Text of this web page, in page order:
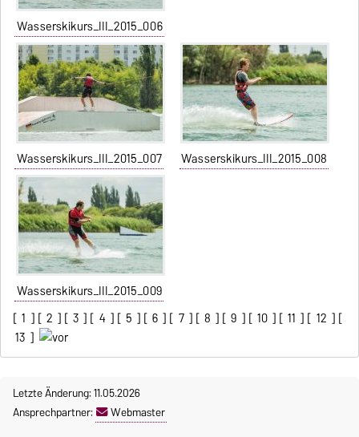
Wasserskikurs_III_2015_006
Wasserskikurs_III_2015_007 Wasserskikurs_III_2015_008
Wasserskikurs_III_2015_009
[ 1 ] [ 2 ] [ 3 ] [ 4 ] [ 5 ] [ 6 ] [ 7 ] [ 8 ] [ 9 ] [ 10 ] [ 11 ] [ 12 ] [
13 ]
Letzte Änderung: 11.05.2026
Ansprechpartner:
Webmaster